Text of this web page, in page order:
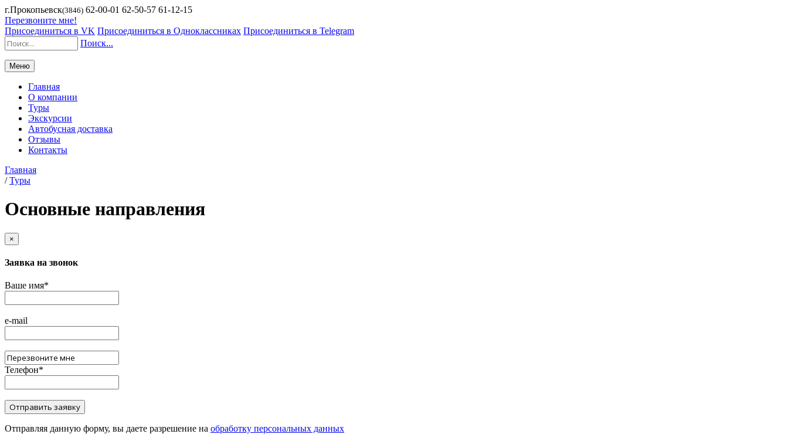
г.Прокопьевск(3846) 62-00-01 62-50-57 61-12-15
Перезвоните мне!
Присоединиться в VK Присоединиться в Одноклассниках Присоединиться в Telegram
Поиск...
Меню
Главная
О компании
Туры
Экскурсии
Автобусная доставка
Отзывы
Контакты
Главная
/Туры
Основные направления
×
Заявка на звонок
Ваше имя*
e-mail
Телефон*
Отправляя данную форму, вы даете разрешение на обработку персональных данных